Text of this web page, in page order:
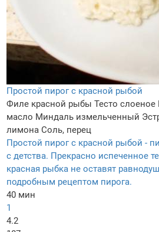
Простой пирог с красной рыбой
Филе красной рыбы Тесто слоеное
масло Миндаль измельченный
лимона Соль, перец
Простой пирог с красной рыбой -
с детства. Прекрасно испеченное
красная рыбка не оставят
подробным рецептом пирога.
40 мин
1
4.2